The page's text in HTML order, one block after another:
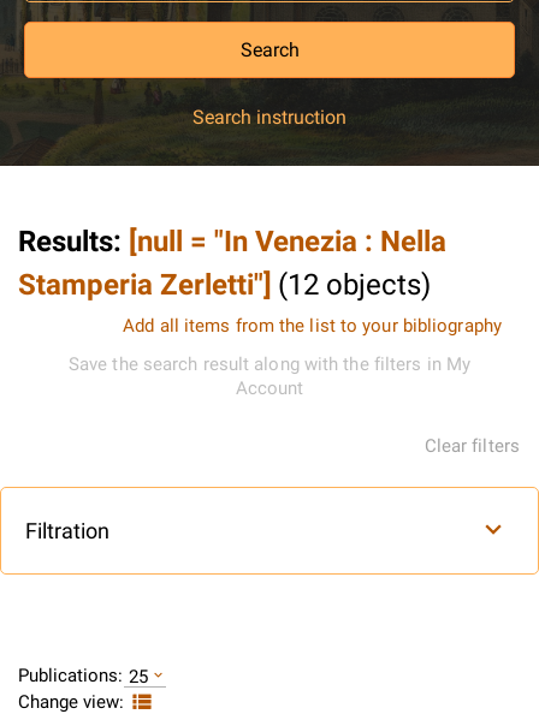
Search
Search instruction
Results: [null = "In Venezia : Nella
Stamperia Zerletti"] (12 objects)
Add all items from the list to your bibliography
Save the search result along with the filters in My
Account
Clear filters
Filtration
Publications: 25
Change view: